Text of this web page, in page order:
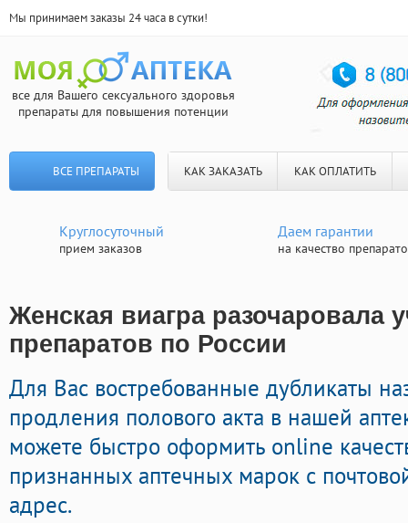
Мы принимаем заказы 24 часа в сутки!
все для Вашего сексуального здоровья
препараты для повышения потенции
ВСЕ ПРЕПАРАТЫ КАК ЗАКАЗАТЬ КАК ОПЛАТИТЬ
Круглосуточный
прием заказов
Даем гарантии
на качество
Женская виагра разочаровала
препаратов по России
Для Вас востребованные дубликаты
продления полового акта в нашей
можете быстро оформить online
признанных аптечных марок с
адрес.